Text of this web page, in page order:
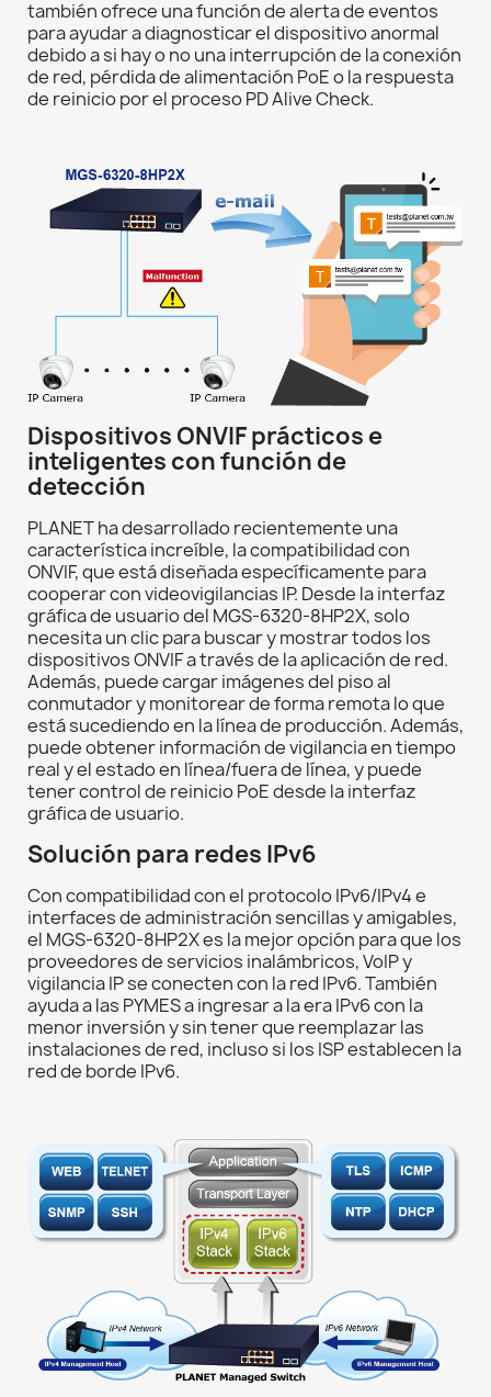
también ofrece una función de alerta de eventos
para ayudar a diagnosticar el dispositivo anormal
debido a si hay o no una interrupción de la conexión
de red, pérdida de alimentación PoE o la respuesta
de reinicio por el proceso PD Alive Check.
Dispositivos ONVIF prácticos e
inteligentes con función de
detección
PLANET ha desarrollado recientemente una
característica increíble, la compatibilidad con
ONVIF, que está diseñada específicamente para
cooperar con videovigilancias IP. Desde la interfaz
gráfica de usuario del MGS-6320-8HP2X, solo
necesita un clic para buscar y mostrar todos los
dispositivos ONVIF a través de la aplicación de red.
Además, puede cargar imágenes del piso al
conmutador y monitorear de forma remota lo que
está sucediendo en la línea de producción. Además,
puede obtener información de vigilancia en tiempo
real y el estado en línea/fuera de línea, y puede
tener control de reinicio PoE desde la interfaz
gráfica de usuario.
Solución para redes IPv6
Con compatibilidad con el protocolo IPv6/IPv4 e
interfaces de administración sencillas y amigables,
el MGS-6320-8HP2X es la mejor opción para que los
proveedores de servicios inalámbricos, VoIP y
vigilancia IP se conecten con la red IPv6. También
ayuda a las PYMES a ingresar a la era IPv6 con la
menor inversión y sin tener que reemplazar las
instalaciones de red, incluso si los ISP establecen la
red de borde IPv6.